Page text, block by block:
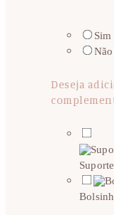
Sim
Não
Deseja